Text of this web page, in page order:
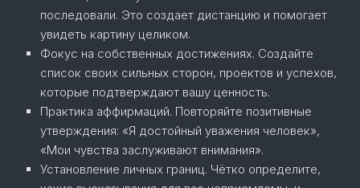
последовали. Это создает дистанцию и помогает
увидеть картину целиком.
Фокус на собственных достижениях. Создайте
список своих сильных сторон, проектов и успехов,
которые подтверждают вашу ценность.
Практика аффирмаций. Повторяйте позитивные
утверждения: «Я достойный уважения человек»,
«Мои чувства заслуживают внимания».
Установление личных границ. Чётко определите,